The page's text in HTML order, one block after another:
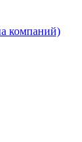
компаний)